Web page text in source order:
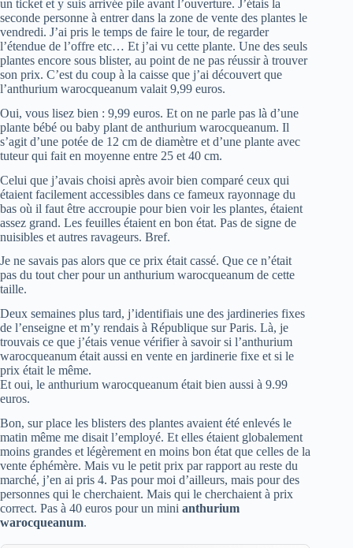
un ticket et y suis arrivée pile avant l’ouverture. J’étais la
seconde personne à entrer dans la zone de vente des plantes le
vendredi. J’ai pris le temps de faire le tour, de regarder
l’étendue de l’offre etc… Et j’ai vu cette plante. Une des seuls
plantes encore sous blister, au point de ne pas réussir à trouver
son prix. C’est du coup à la caisse que j’ai découvert que
l’anthurium warocqueanum valait 9,99 euros.
Oui, vous lisez bien : 9,99 euros. Et on ne parle pas là d’une
plante bébé ou baby plant de anthurium warocqueanum. Il
s’agit d’une potée de 12 cm de diamètre et d’une plante avec
tuteur qui fait en moyenne entre 25 et 40 cm.
Celui que j’avais choisi après avoir bien comparé ceux qui
étaient facilement accessibles dans ce fameux rayonnage du
bas où il faut être accroupie pour bien voir les plantes, étaient
assez grand. Les feuilles étaient en bon état. Pas de signe de
nuisibles et autres ravageurs. Bref.
Je ne savais pas alors que ce prix était cassé. Que ce n’était
pas du tout cher pour un anthurium warocqueanum de cette
taille.
Deux semaines plus tard, j’identifiais une des jardineries fixes
de l’enseigne et m’y rendais à République sur Paris. Là, je
trouvais ce que j’étais venue vérifier à savoir si l’anthurium
warocqueanum était aussi en vente en jardinerie fixe et si le
prix était le même.
Et oui, le anthurium warocqueanum était bien aussi à 9.99
euros.
Bon, sur place les blisters des plantes avaient été enlevés le
matin même me disait l’employé. Et elles étaient globalement
moins grandes et légèrement en moins bon état que celles de la
vente éphémère. Mais vu le petit prix par rapport au reste du
marché, j’en ai pris 4. Pas pour moi d’ailleurs, mais pour des
personnes qui le cherchaient. Mais qui le cherchaient à prix
correct. Pas à 40 euros pour un mini anthurium
warocqueanum.